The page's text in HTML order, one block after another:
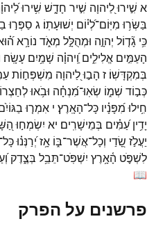
א שִׁ֣ירוּלַ֭יהוָה שִׁ֣יר חָדָ֑שׁ שִׁ֥ירוּ
בַּשְּׂר֥וּ מִיּֽוֹם־לְ֝י֗וֹם יְשׁוּעָתֽוֹ׃ ג סַפְּר֣וּ
כִּ֥י גָ֘ד֤וֹל יְהוָ֣ה וּמְהֻלָּ֣ל מְאֹ֑ד נוֹרָ֥א
הָעַמִּ֣ים אֱלִילִ֑ים וַֽ֝יהוָ֗ה שָׁמַ֥יִם עָשָֽׂה׃
בְּמִקְדָּשֽׁוֹ׃ ז הָב֣וּלַ֭יהוָה מִשְׁפְּח֣וֹת
כְּב֣וֹד שְׁמ֑וֹ שְׂאֽוּ־מִ֝נְחָ֗ה וּבֹ֥אוּ
חִ֥ילוּמִ֝פָּנָ֗יו כָּל־הָאָֽרֶץ׃ י אִמְר֤וּ
יָדִ֥ין עַ֝מִּ֗ים בְּמֵישָׁרִֽים׃ יא יִשְׂמְח֣וּ
יַעֲלֹ֣ז שָׂ֭דַי וְכָל־אֲשֶׁר־בּ֑וֹ אָ֥זיְ֝רַנְּנ֗וּכָּל־
לִשְׁפֹּ֪ט הָ֫אָ֥רֶץ יִשְׁפֹּֽט־תֵּבֵ֥ל בְּצֶ֑דֶק
📖
פרשנים על הפרק